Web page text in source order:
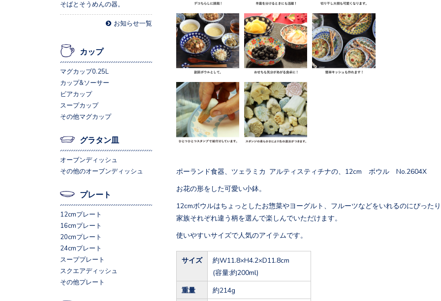
ポーランド食器、ツェラミカ アルティスティチナの、12cm ボウル No.2604X
お花の形をした可愛い小鉢。
12cmボウルはちょっとしたお惣菜やヨーグルト、フルーツなどをいれるのにぴった
家族それぞれ違う柄を選んで楽しんでいただけます。
使いやすいサイズで人気のアイテムです。
サイズ
約W11.8×H4.2×D11.8cm
(容量:約200ml)
重量 約214g
そばとそうめんの器。
お知らせ一覧
カップ
マグカップ0.25L
カップ&ソーサー
ビアカップ
スープカップ
その他マグカップ
グラタン皿
オーブンディッシュ
その他のオーブンディッシュ
プレート
12cmプレート
16cmプレート
20cmプレート
24cmプレート
スーププレート
スクエアディッシュ
その他プレート